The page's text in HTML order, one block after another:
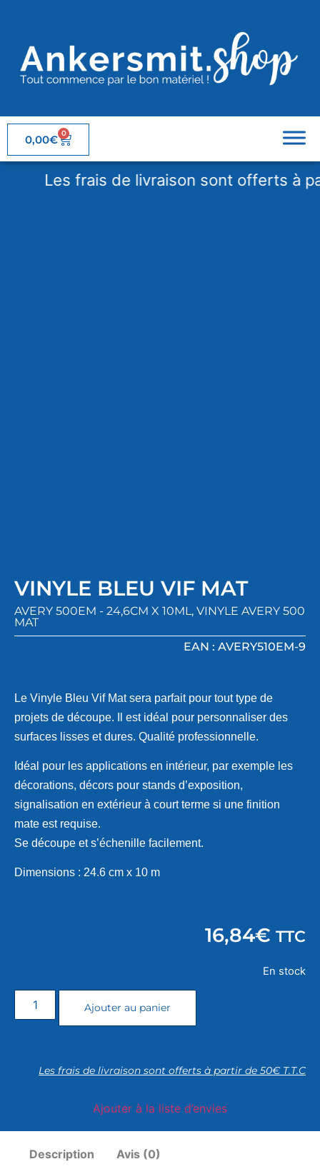
0,00€ 0
Les frais de livraison sont offerts à
VINYLE BLEU VIF MAT
AVERY 500EM - 24,6CM X 10ML , VINYLE AVERY 500
MAT
EAN : AVERY510EM-9
Le Vinyle Bleu Vif Mat sera parfait pour tout type de
projets de découpe. Il est idéal pour personnaliser des
surfaces lisses et dures. Qualité professionnelle.
Idéal pour les applications en intérieur, par exemple les
décorations, décors pour stands d’exposition,
signalisation en extérieur à court terme si une finition
mate est requise.
Se découpe et s’échenille facilement.
Dimensions : 24.6 cm x 10 m
16,84€ TTC
En stock
Ajouter au panier
Les frais de livraison sont offerts à partir de 50€ T.T.C
Ajouter à la liste d’envies
Description Avis (0)